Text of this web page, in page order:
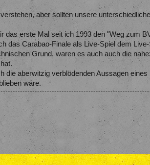
aber sollten unsere
das erste Mal seit ich 1993 den "Weg zum
das Carabao-Finale als Live-Spiel dem
Grund, waren es auch auch die
die aberwitzig verblödenden Aussagen
wäre.